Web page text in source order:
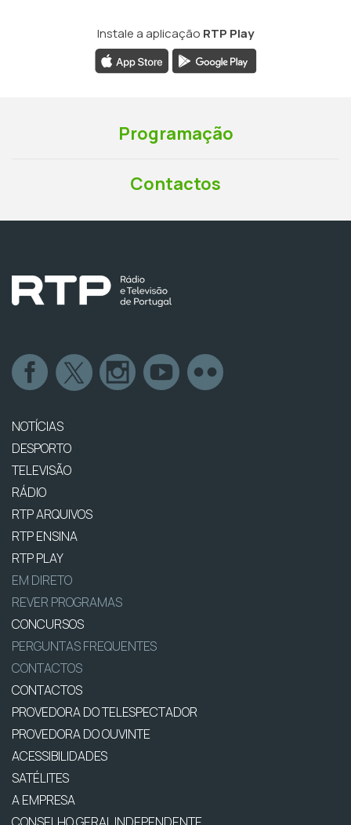
Instale a aplicação RTP Play
Programação
Contactos
NOTÍCIAS
DESPORTO
TELEVISÃO
RÁDIO
RTP ARQUIVOS
RTP ENSINA
RTP PLAY
EM DIRETO
REVER PROGRAMAS
CONCURSOS
PERGUNTAS FREQUENTES
CONTACTOS
CONTACTOS
PROVEDORA DO TELESPECTADOR
PROVEDORA DO OUVINTE
ACESSIBILIDADES
SATÉLITES
A EMPRESA